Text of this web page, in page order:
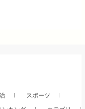
スポーツ